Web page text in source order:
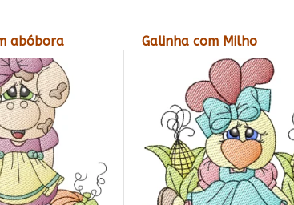
abóbora Galinha com Milho